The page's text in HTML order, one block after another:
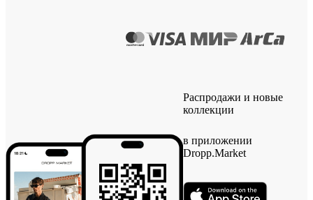
Распродажи и новые
коллекции
в приложении
Dropp.Market